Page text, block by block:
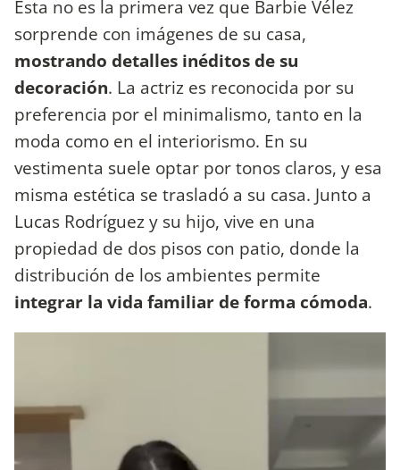
Esta no es la primera vez que Barbie Vélez
sorprende con imágenes de su casa,
mostrando detalles inéditos de su
decoración. La actriz es reconocida por su
preferencia por el minimalismo, tanto en la
moda como en el interiorismo. En su
vestimenta suele optar por tonos claros, y esa
misma estética se trasladó a su casa. Junto a
Lucas Rodríguez y su hijo, vive en una
propiedad de dos pisos con patio, donde la
distribución de los ambientes permite
integrar la vida familiar de forma cómoda.